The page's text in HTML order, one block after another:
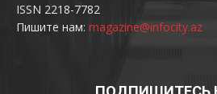
ISSN 2218-7782
Пишите нам: magazine@infocity.az